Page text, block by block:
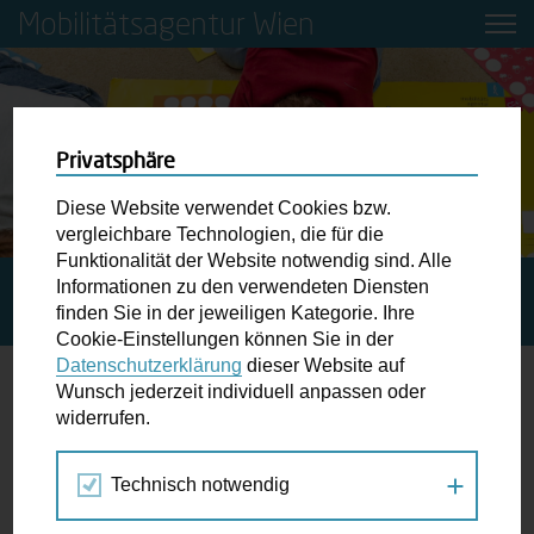
Mobilitätsagentur Wien
STARTSEITE PRIVAT: BILDUNG ALT
BESTELLUNG
MOBILITÄTSBOX FÜR KINDER
Bestellung Mobilitätsbox für Kinder
Die Mobilitätsbox für Kindergartenkinder
Mit der kostenlosen Kindergarten-Mobilitätsboxkommen
Privatsphäre
Diese Website verwendet Cookies bzw.
vergleichbare Technologien, die für die
Funktionalität der Website notwendig sind. Alle
Informationen zu den verwendeten Diensten
finden Sie in der jeweiligen Kategorie. Ihre
Cookie-Einstellungen können Sie in der
Datenschutzerklärung dieser Website auf
Wunsch jederzeit individuell anpassen oder
widerrufen.
Technisch notwendig